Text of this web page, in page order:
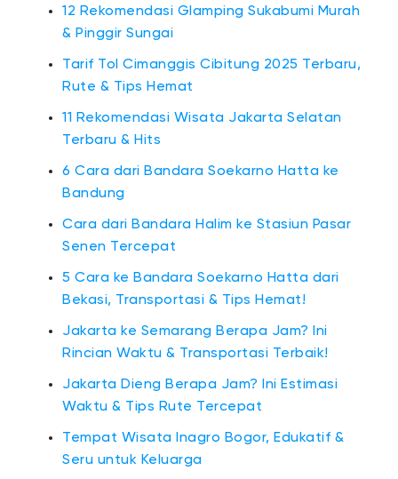
12 Rekomendasi Glamping Sukabumi Murah
& Pinggir Sungai
Tarif Tol Cimanggis Cibitung 2025 Terbaru,
Rute & Tips Hemat
11 Rekomendasi Wisata Jakarta Selatan
Terbaru & Hits
6 Cara dari Bandara Soekarno Hatta ke
Bandung
Cara dari Bandara Halim ke Stasiun Pasar
Senen Tercepat
5 Cara ke Bandara Soekarno Hatta dari
Bekasi, Transportasi & Tips Hemat!
Jakarta ke Semarang Berapa Jam? Ini
Rincian Waktu & Transportasi Terbaik!
Jakarta Dieng Berapa Jam? Ini Estimasi
Waktu & Tips Rute Tercepat
Tempat Wisata Inagro Bogor, Edukatif &
Seru untuk Keluarga